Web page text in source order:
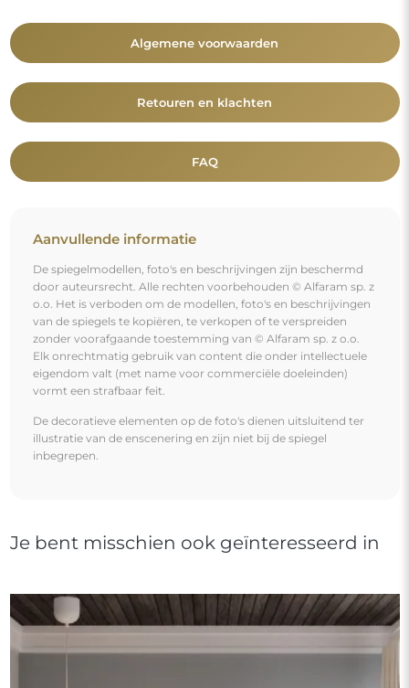
Algemene voorwaarden
Retouren en klachten
FAQ
Aanvullende informatie
De spiegelmodellen, foto's en beschrijvingen zijn beschermd
door auteursrecht. Alle rechten voorbehouden © Alfaram sp. z
o.o. Het is verboden om de modellen, foto's en beschrijvingen
van de spiegels te kopiëren, te verkopen of te verspreiden
zonder voorafgaande toestemming van © Alfaram sp. z o.o.
Elk onrechtmatig gebruik van content die onder intellectuele
eigendom valt (met name voor commerciële doeleinden)
vormt een strafbaar feit.
De decoratieve elementen op de foto's dienen uitsluitend ter
illustratie van de enscenering en zijn niet bij de spiegel
inbegrepen.
Je bent misschien ook geïnteresseerd in